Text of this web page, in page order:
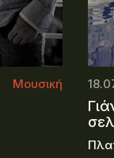
Μουσική